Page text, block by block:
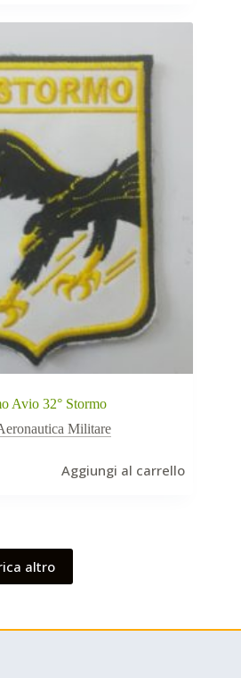
Avio 32° Stormo
Militare
Aggiungi al carrello
altro